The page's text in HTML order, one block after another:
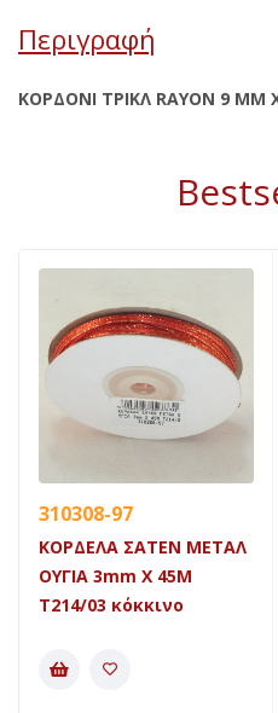
Περιγραφή
ΚΟΡΔΟΝΙ ΤΡΙΚΛ RΑΥΟΝ 9 MM
310308-97
ΚΟΡΔΕΛΑ ΣΑΤΕΝ ΜΕΤΑΛ
ΟΥΓΙΑ 3mm X 45Μ
Τ214/03 κόκκινο